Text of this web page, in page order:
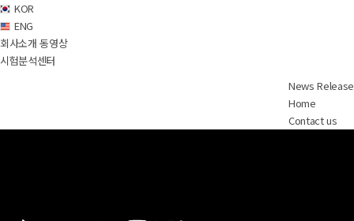
KOR
ENG
회사소개 동영상
시험분석센터
News Release
Home
Contact us